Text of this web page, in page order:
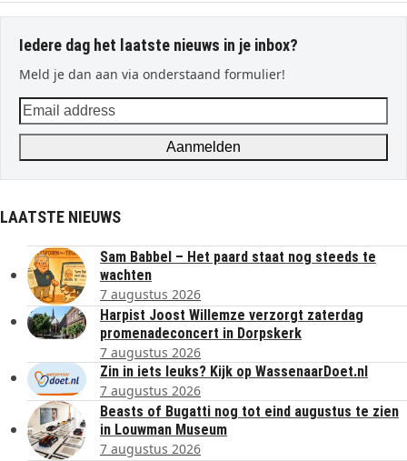
Iedere dag het laatste nieuws in je inbox?
Meld je dan aan via onderstaand formulier!
Email
address
Aanmelden
LAATSTE NIEUWS
Sam Babbel – Het paard staat nog steeds te
wachten
7 augustus 2026
Harpist Joost Willemze verzorgt zaterdag
promenadeconcert in Dorpskerk
7 augustus 2026
Zin in iets leuks? Kijk op WassenaarDoet.nl
7 augustus 2026
Beasts of Bugatti nog tot eind augustus te zien
in Louwman Museum
7 augustus 2026